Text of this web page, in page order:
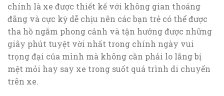
chính là xe được thiết kế với không gian thoáng
đãng và cực kỳ dễ chịu nên các bạn trẻ có thể được
tha hồ ngắm phong cảnh và tận hưởng được những
giây phút tuyệt vời nhất trong chính ngày vui
trọng đại của mình mà không cần phải lo lắng bị
mệt mỏi hay say xe trong suốt quá trình di chuyển
trên xe.